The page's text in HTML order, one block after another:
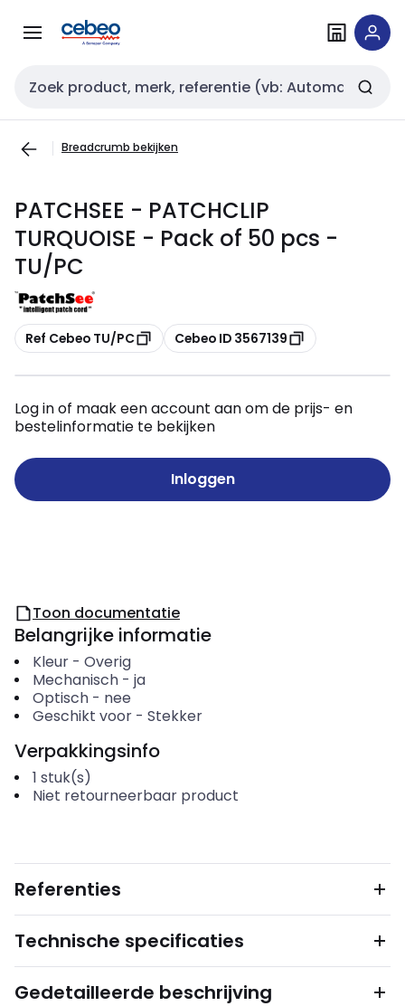
naar
naar
Zoekveld invoer
Breadcrumb bekijken
PATCHSEE - PATCHCLIP
TURQUOISE - Pack of 50 pcs -
TU/PC
Kopiëren
Ref Cebeo TU/PC Kopiëren
Cebeo ID 3567139
Log in of maak een account aan om de prijs- en
bestelinformatie te bekijken
Inloggen
Toon documentatie
Belangrijke informatie
Kleur- Overig
Mechanisch- ja
Optisch- nee
Geschikt voor- Stekker
Verpakkingsinfo
1 stuk(s)
Niet retourneerbaar product
Referenties
Technische specificaties
Gedetailleerde beschrijving